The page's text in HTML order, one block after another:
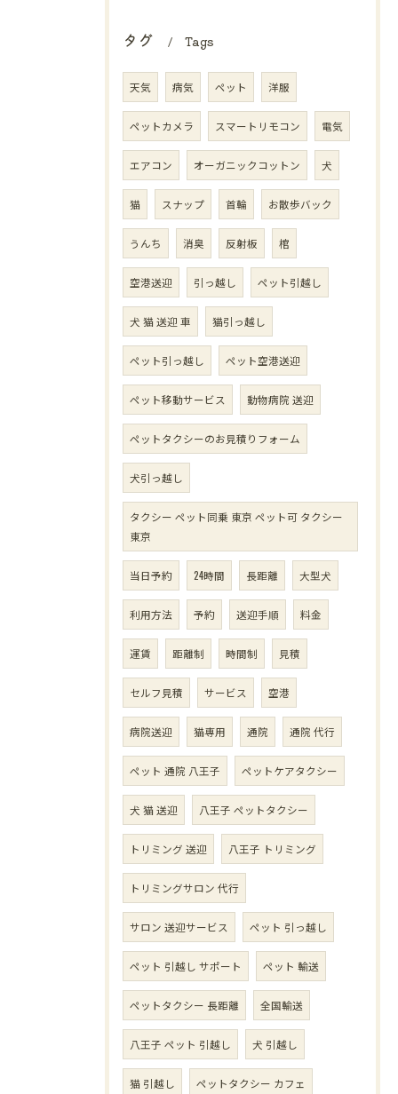
タグ Tags
天気 病気 ペット 洋服
ペットカメラ スマートリモコン 電気
エアコン オーガニックコットン 犬
猫 スナップ 首輪 お散歩バック
うんち 消臭 反射板 棺
空港送迎 引っ越し ペット引越し
犬 猫 送迎 車 猫引っ越し
ペット引っ越し ペット空港送迎
ペット移動サービス 動物病院 送迎
ペットタクシーのお見積りフォーム
犬引っ越し
タクシー ペット同乗 東京 ペット可 タクシー
東京
当日予約 24時間 長距離 大型犬
利用方法 予約 送迎手順 料金
運賃 距離制 時間制 見積
セルフ見積 サービス 空港
病院送迎 猫専用 通院 通院 代行
ペット 通院 八王子 ペットケアタクシー
犬 猫 送迎 八王子 ペットタクシー
トリミング 送迎 八王子 トリミング
トリミングサロン 代行
サロン 送迎サービス ペット 引っ越し
ペット 引越し サポート ペット 輸送
ペットタクシー 長距離 全国輸送
八王子 ペット 引越し 犬 引越し
猫 引越し ペットタクシー カフェ